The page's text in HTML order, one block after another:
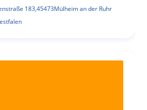
183,45473Mülheim an der Ruhr